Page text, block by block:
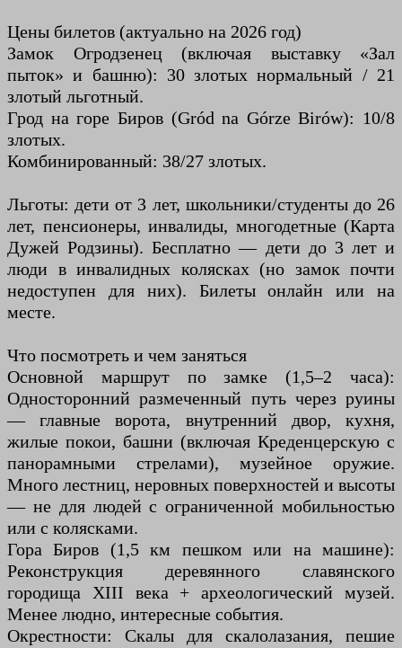
Цены билетов (актуально на 2026 год)
Замок Огродзенец (включая выставку «Зал
пыток» и башню): 30 злотых нормальный / 21
злотый льготный.
Грод на горе Биров (Gród na Górze Birów): 10/8
злотых.
Комбинированный: 38/27 злотых.
Льготы: дети от 3 лет, школьники/студенты до 26
лет, пенсионеры, инвалиды, многодетные (Карта
Дужей Родзины). Бесплатно — дети до 3 лет и
люди в инвалидных колясках (но замок почти
недоступен для них). Билеты онлайн или на
месте.
Что посмотреть и чем заняться
Основной маршрут по замке (1,5–2 часа):
Односторонний размеченный путь через руины
— главные ворота, внутренний двор, кухня,
жилые покои, башни (включая Креденцерскую с
панорамными стрелами), музейное оружие.
Много лестниц, неровных поверхностей и высоты
— не для людей с ограниченной мобильностью
или с колясками.
Гора Биров (1,5 км пешком или на машине):
Реконструкция деревянного славянского
городища XIII века + археологический музей.
Менее людно, интересные события.
Окрестности: Скалы для скалолазания, пешие